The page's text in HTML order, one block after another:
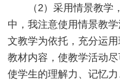
（2）采用情景教学，
中，我注意使用情景教
文教学为依托，充分运
教材内容，使教学活动
使学生的理解力、记忆